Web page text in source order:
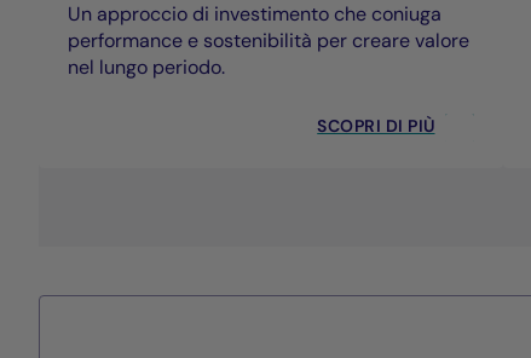
Un approccio di investimento che coniuga
performance e sostenibilità per creare valore
nel lungo periodo.
SCOPRI DI PIÙ